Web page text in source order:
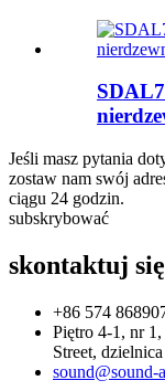
Jeśli masz pytania
zostaw nam swój
ciągu 24 godzin.
subskrybować
skontaktuj
+86 574
Piętro 4-1, nr
Street,
sound@sound-